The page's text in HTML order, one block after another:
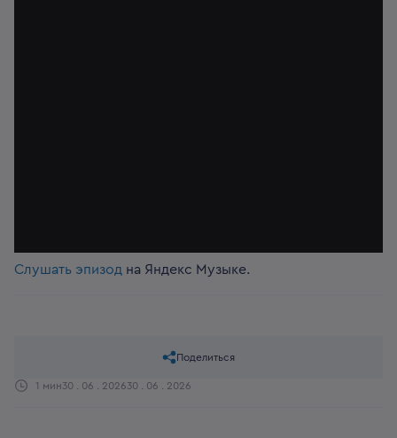
Слушать эпизод на Яндекс Музыке.
1 мин30 . 06 . 202630 . 06 . 2026
Поделиться